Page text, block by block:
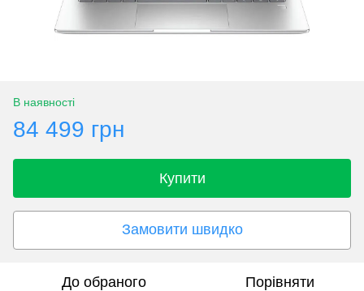
В наявності
84 499 грн
Купити
Замовити швидко
До обраного Порівняти